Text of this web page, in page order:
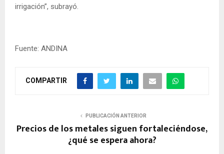
irrigación”, subrayó.
Fuente: ANDINA
COMPARTIR
PUBLICACIÓN ANTERIOR
Precios de los metales siguen fortaleciéndose,
¿qué se espera ahora?